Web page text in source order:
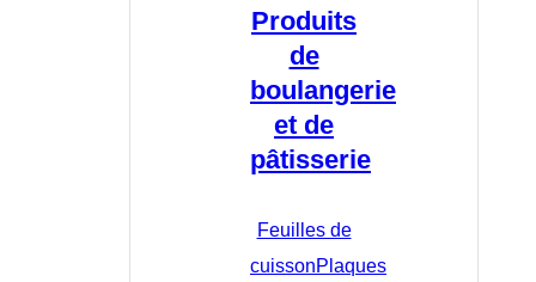
Produits
de
boulangerie
et de
pâtisserie
Feuilles de
cuissonPlaques